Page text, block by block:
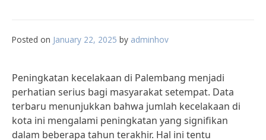
Posted on January 22, 2025 by adminhov
Peningkatan kecelakaan di Palembang menjadi
perhatian serius bagi masyarakat setempat. Data
terbaru menunjukkan bahwa jumlah kecelakaan di
kota ini mengalami peningkatan yang signifikan
dalam beberapa tahun terakhir. Hal ini tentu